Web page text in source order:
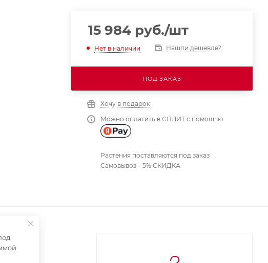
15 984руб./шт
Нет в наличии Нашли дешевле?
ПОД ЗАКАЗ
Хочу в подарок
Можно оплатить в СПЛИТ с помощью
Растения поставляются под заказ
Самовывоз – 5% СКИДКА